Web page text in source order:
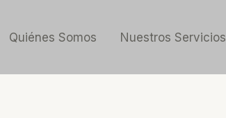
Quiénes Somos Nuestros Servicios